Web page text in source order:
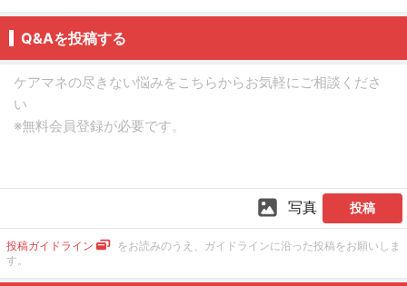
Q&Aを投稿する
写真 投稿
投稿ガイドライン
をお読みのうえ、ガイドラインに沿った投稿をお願いしま
す。